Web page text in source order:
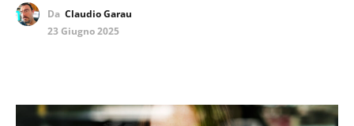
Da Claudio Garau
23 Giugno 2025